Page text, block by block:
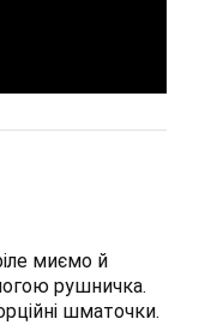
миємо й
рушничка.
шматочки.